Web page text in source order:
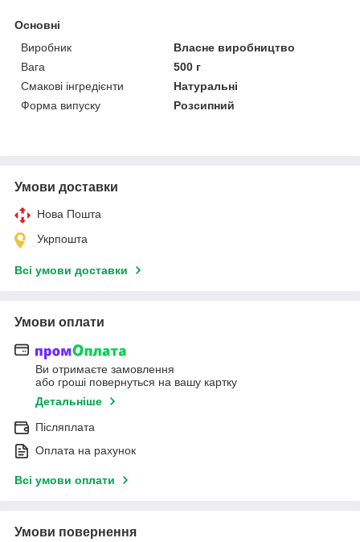
Основні
Виробник
Власне виробництво
Вага
500 г
Смакові інгредієнти
Натуральні
Форма випуску
Розсипний
Умови доставки
Нова Пошта
Укрпошта
Всі умови доставки
Умови оплати
Ви отримаєте замовлення
або гроші повернуться на вашу картку
Детальніше
Післяплата
Оплата на рахунок
Всі умови оплати
Умови повернення